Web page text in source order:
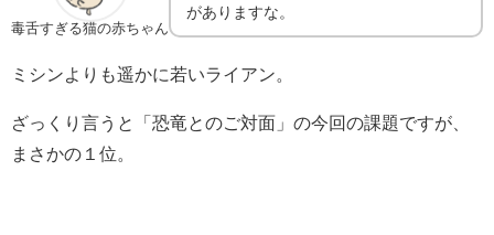
毒舌すぎる猫の赤ちゃん
がありますな。
ミシンよりも遥かに若いライアン。
ざっくり言うと「恐竜とのご対面」の今回の課題ですが、
まさかの１位。